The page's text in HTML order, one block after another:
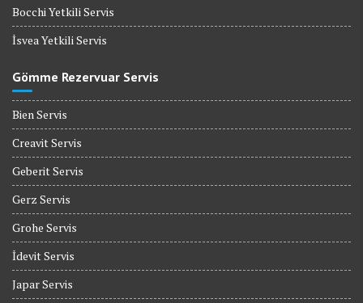
Bocchi Yetkili Servis
İsvea Yetkili Servis
Gömme Rezervuar Servis
Bien Servis
Creavit Servis
Geberit Servis
Gerz Servis
Grohe Servis
İdevit Servis
Japar Servis